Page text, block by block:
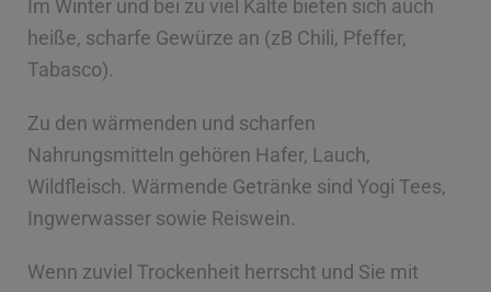
Im Winter und bei zu viel Kälte bieten sich auch
heiße, scharfe Gewürze an (zB Chili, Pfeffer,
Tabasco).
Zu den wärmenden und scharfen
Nahrungsmitteln gehören Hafer, Lauch,
Wildfleisch. Wärmende Getränke sind Yogi Tees,
Ingwerwasser sowie Reiswein.
Wenn zuviel Trockenheit herrscht und Sie mit